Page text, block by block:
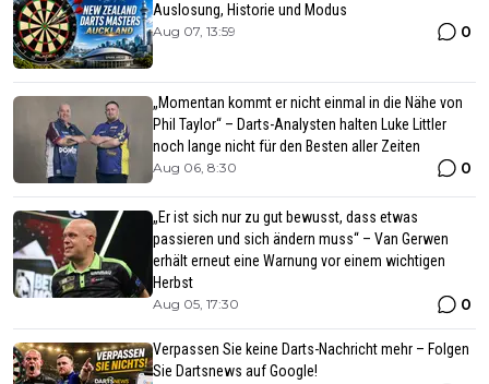
Auslosung, Historie und Modus
Aug 07, 13:59 0
„Momentan kommt er nicht einmal in die Nähe von
Phil Taylor“ – Darts-Analysten halten Luke Littler
noch lange nicht für den Besten aller Zeiten
Aug 06, 8:30 0
„Er ist sich nur zu gut bewusst, dass etwas
passieren und sich ändern muss“ – Van Gerwen
erhält erneut eine Warnung vor einem wichtigen
Herbst
Aug 05, 17:30 0
Verpassen Sie keine Darts-Nachricht mehr – Folgen
Sie Dartsnews auf Google!